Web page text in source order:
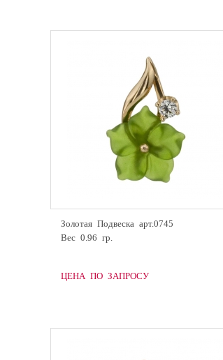
Золотая Подвеска арт.0745
Вес 0.96 гр.
ЦЕНА ПО ЗАПРОСУ